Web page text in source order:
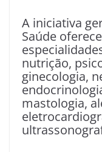
A iniciativa
Saúde
nutrição,
ginecologia,
mastologia,